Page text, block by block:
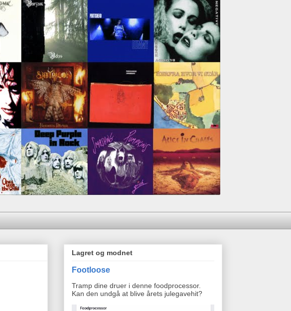
Lagret og modnet
Footloose
Tramp dine druer i denne foodprocessor.
Kan den undgå at blive årets julegavehit?